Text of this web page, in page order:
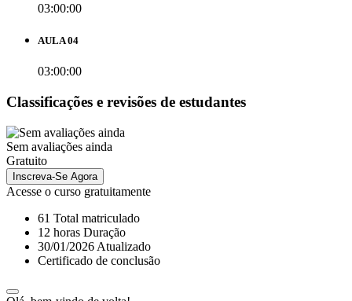
03:00:00
AULA 04
03:00:00
Classificações e revisões de estudantes
Sem avaliações ainda
Gratuito
Inscreva-Se Agora
Acesse o curso gratuitamente
61 Total matriculado
12 horas Duração
30/01/2026 Atualizado
Certificado de conclusão